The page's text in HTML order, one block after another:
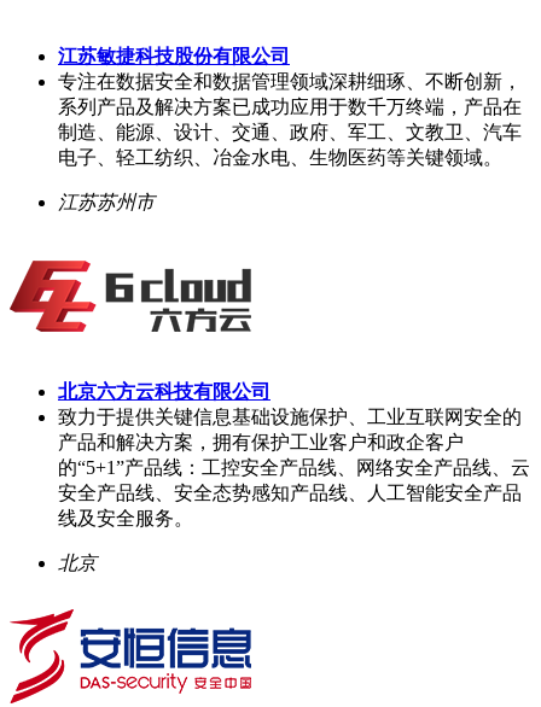
江苏敏捷科技股份有限公司
专注在数据安全和数据管理领域深耕细琢、不断创新，
系列产品及解决方案已成功应用于数千万终端，产品在
制造、能源、设计、交通、政府、军工、文教卫、汽车
电子、轻工纺织、冶金水电、生物医药等关键领域。
江苏苏州市
北京六方云科技有限公司
致力于提供关键信息基础设施保护、工业互联网安全的
产品和解决方案，拥有保护工业客户和政企客户
的“5+1”产品线：工控安全产品线、网络安全产品线、云
安全产品线、安全态势感知产品线、人工智能安全产品
线及安全服务。
北京